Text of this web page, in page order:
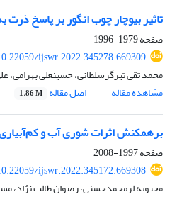
تاثیر بیوچار چوب انگور بر پاسخ
صفحه1979-1996
ijswr.2022.345278.669309
محمد تقی تیرگرسلطانی، حسینعلی بهرامی،
مشاهده مقاله
اصل مقاله 1.86 M
برهمکنش اثرات شوری آب و
صفحه1997-2008
ijswr.2022.345172.669308
محبوبه لرمحمدحسنی، رضوان طالب نژاد،